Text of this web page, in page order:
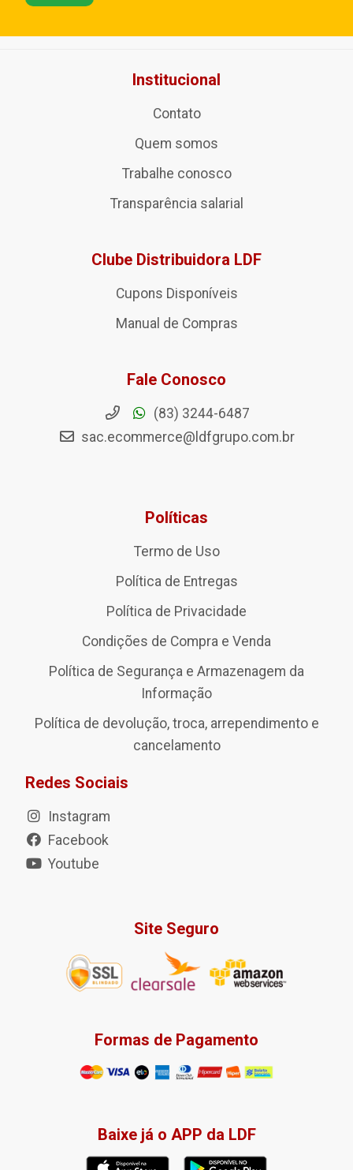
Institucional
Contato
Quem somos
Trabalhe conosco
Transparência salarial
Clube Distribuidora LDF
Cupons Disponíveis
Manual de Compras
Fale Conosco
(83) 3244-6487
sac.ecommerce@ldfgrupo.com.br
Políticas
Termo de Uso
Política de Entregas
Política de Privacidade
Condições de Compra e Venda
Política de Segurança e Armazenagem da
Informação
Política de devolução, troca, arrependimento e
cancelamento
Redes Sociais
Instagram
Facebook
Youtube
Site Seguro
Formas de Pagamento
Baixe já o APP da LDF